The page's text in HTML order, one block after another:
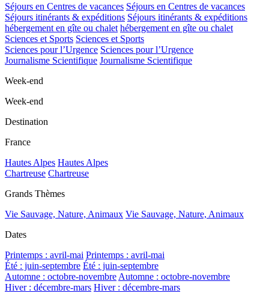
Séjours en Centres de vacances Séjours en Centres de vacances
Séjours itinérants & expéditions Séjours itinérants & expéditions
hébergement en gîte ou chalet hébergement en gîte ou chalet
Sciences et Sports Sciences et Sports
Sciences pour l’Urgence Sciences pour l’Urgence
Journalisme Scientifique Journalisme Scientifique
Week-end
Week-end
Destination
France
Hautes Alpes Hautes Alpes
Chartreuse Chartreuse
Grands Thèmes
Vie Sauvage, Nature, Animaux Vie Sauvage, Nature, Animaux
Dates
Printemps : avril-mai Printemps : avril-mai
Été : juin-septembre Été : juin-septembre
Automne : octobre-novembre Automne : octobre-novembre
Hiver : décembre-mars Hiver : décembre-mars